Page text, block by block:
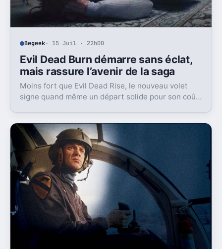
Begeek· 15 Juil · 22h00
Evil Dead Burn démarre sans éclat,
mais rassure l’avenir de la saga
Moins fort que Evil Dead Rise, le nouveau volet
signe quand même un départ solide pour son coût.